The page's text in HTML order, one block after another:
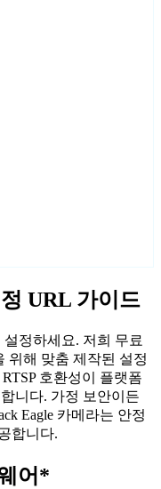
URL 가이드
설정하세요. 저희 무료
위해 맞춤 제작된 설정
호환성이 플랫폼
니다. 가정 보안이든
Eagle 카메라는 안정
합니다.
어*